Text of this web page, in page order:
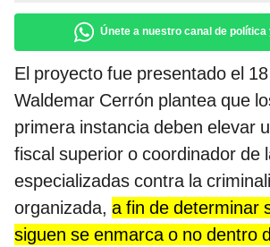
Únete a nuestro canal de política
El proyecto fue presentado el
Waldemar Cerrón plantea que
primera instancia deben elevar
fiscal superior o coordinador de
especializadas contra la
organizada, a fin de determinar
siguen se enmarca o no dentro